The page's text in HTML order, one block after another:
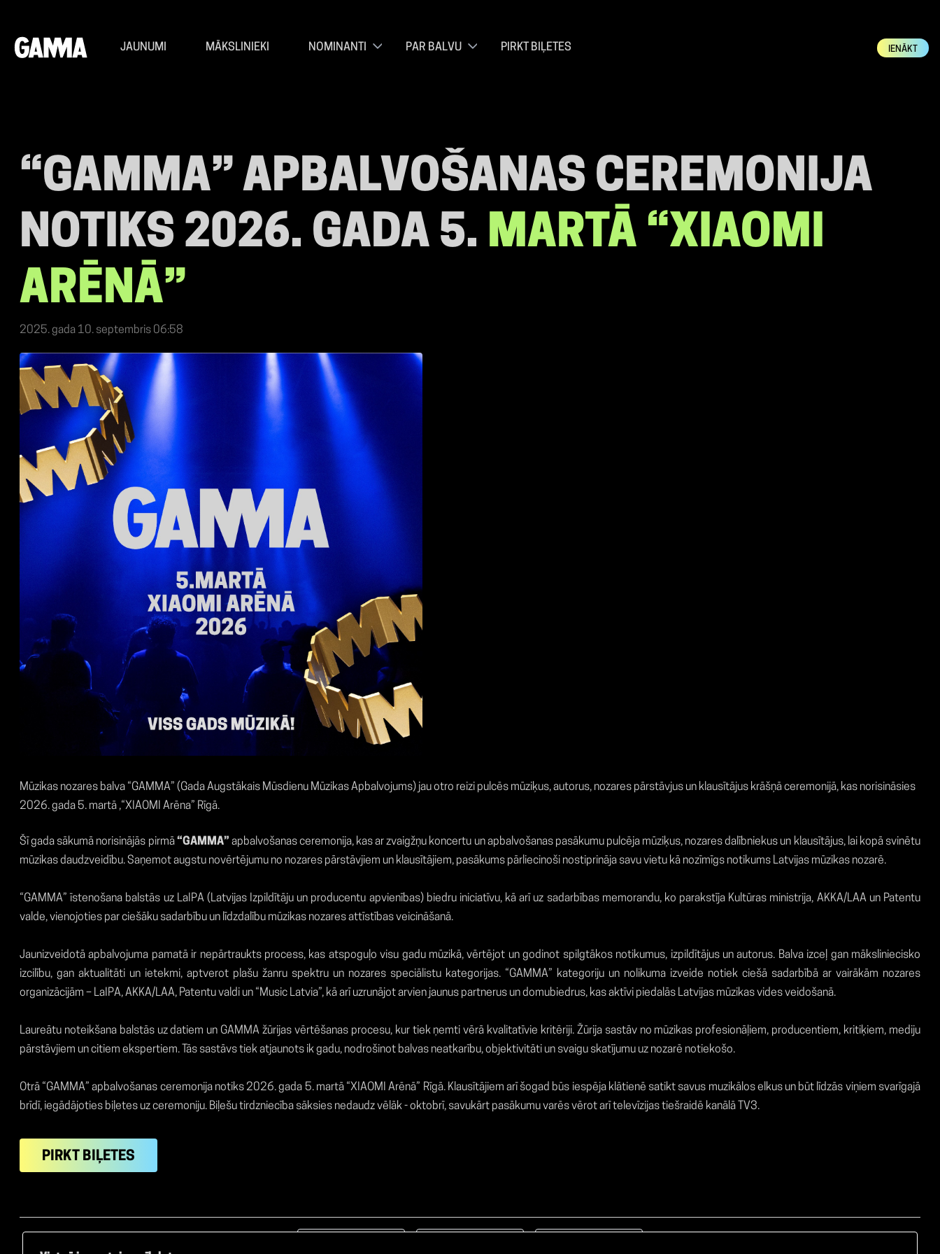
JAUNUMI MĀKSLINIEKI NOMINANTI PAR BALVU PIRKT BIĻETES IENĀKT
“GAMMA” APBALVOŠANAS CEREMONIJA
NOTIKS 2026. GADA 5. MARTĀ “XIAOMI
ARĒNĀ”
2025. gada 10. septembris 06:58
Mūzikas nozares balva “GAMMA” (Gada Augstākais Mūsdienu Mūzikas Apbalvojums) jau otro reizi pulcēs mūziķus, autorus, nozares pārstāvjus un klausītājus krāšņā ceremonijā, kas norisināsies
2026. gada 5. martā ,“XIAOMI Arēna” Rīgā.
Šī gada sākumā norisinājās pirmā“GAMMA” apbalvošanas ceremonija, kas ar zvaigžņu koncertu un apbalvošanas pasākumu pulcēja mūziķus, nozares dalībniekus un klausītājus, lai kopā svinētu
mūzikas daudzveidību. Saņemot augstu novērtējumu no nozares pārstāvjiem un klausītājiem, pasākums pārliecinoši nostiprināja savu vietu kā nozīmīgs notikums Latvijas mūzikas nozarē.
“GAMMA” īstenošana balstās uz LaIPA (Latvijas Izpildītāju un producentu apvienības) biedru iniciatīvu, kā arī uz sadarbības memorandu, ko parakstīja Kultūras ministrija, AKKA/LAA un Patentu
valde, vienojoties par ciešāku sadarbību un līdzdalību mūzikas nozares attīstības veicināšanā.
Jaunizveidotā apbalvojuma pamatā ir nepārtraukts process, kas atspoguļo visu gadu mūzikā, vērtējot un godinot spilgtākos notikumus, izpildītājus un autorus. Balva izceļ gan māksliniecisko
izcilību, gan aktualitāti un ietekmi, aptverot plašu žanru spektru un nozares speciālistu kategorijas. “GAMMA” kategoriju un nolikuma izveide notiek ciešā sadarbībā ar vairākām nozares
organizācijām – LaIPA, AKKA/LAA, Patentu valdi un “Music Latvia”, kā arī uzrunājot arvien jaunus partnerus un domubiedrus, kas aktīvi piedalās Latvijas mūzikas vides veidošanā.
Laureātu noteikšana balstās uz datiem un GAMMA žūrijas vērtēšanas procesu, kur tiek ņemti vērā kvalitatīvie kritēriji. Žūrija sastāv no mūzikas profesionāļiem, producentiem, kritiķiem, mediju
pārstāvjiem un citiem ekspertiem. Tās sastāvs tiek atjaunots ik gadu, nodrošinot balvas neatkarību, objektivitāti un svaigu skatījumu uz nozarē notiekošo.
Otrā “GAMMA” apbalvošanas ceremonija notiks 2026. gada 5. martā “XIAOMI Arēnā” Rīgā. Klausītājiem arī šogad būs iespēja klātienē satikt savus muzikālos elkus un būt līdzās viņiem svarīgajā
brīdī, iegādājoties biļetes uz ceremoniju. Biļešu tirdzniecība sāksies nedaudz vēlāk - oktobrī, savukārt pasākumu varēs vērot arī televīzijas tiešraidē kanālā TV3.
PIRKT BIĻETES